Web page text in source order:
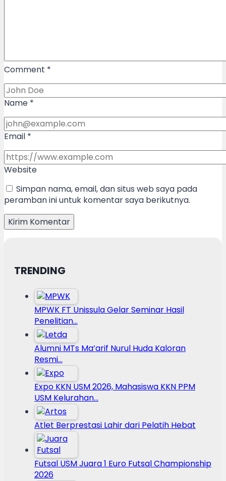
Comment *
Name *
Email *
Website
Simpan nama, email, dan situs web saya pada
peramban ini untuk komentar saya berikutnya.
TRENDING
MPWK FT Unissula Gelar Seminar Hasil
Penelitian…
Alumni MTs Ma’arif Nurul Huda Kaloran
Resmi…
Expo KKN USM 2026, Mahasiswa KKN PPM
USM Kelurahan…
Atlet Berprestasi Lahir dari Pelatih Hebat
Futsal USM Juara 1 Euro Futsal Championship
2026